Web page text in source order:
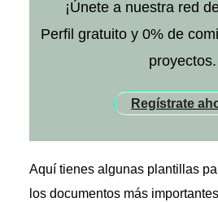
¡Únete a nuestra red
Perfil gratuito y 0% de
proyectos.
Regístrate
Aquí tienes algunas plantillas
los documentos más